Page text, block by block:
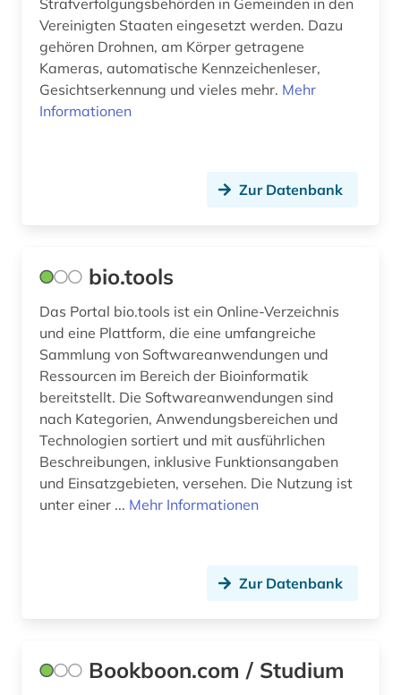
psychologie (2)
publikationsserver (1)
pädagogik (2)
robotik (1)
schweiz (1)
scientific collaboration (1)
selbstlernkurs (1)
sensortechnik (1)
software (4)
Strafverfolgungsbehörden in Gemeinden in den
Vereinigten Staaten eingesetzt werden. Dazu
gehören Drohnen, am Körper getragene
Kameras, automatische Kennzeichenleser,
Gesichtserkennung und vieles mehr. Mehr
Informationen
Zur Datenbank
bio.tools
Das Portal bio.tools ist ein Online-Verzeichnis
und eine Plattform, die eine umfangreiche
Sammlung von Softwareanwendungen und
Ressourcen im Bereich der Bioinformatik
bereitstellt. Die Softwareanwendungen sind
nach Kategorien, Anwendungsbereichen und
Technologien sortiert und mit ausführlichen
Beschreibungen, inklusive Funktionsangaben
und Einsatzgebieten, versehen. Die Nutzung ist
unter einer ... Mehr Informationen
Zur Datenbank
Bookboon.com / Studium